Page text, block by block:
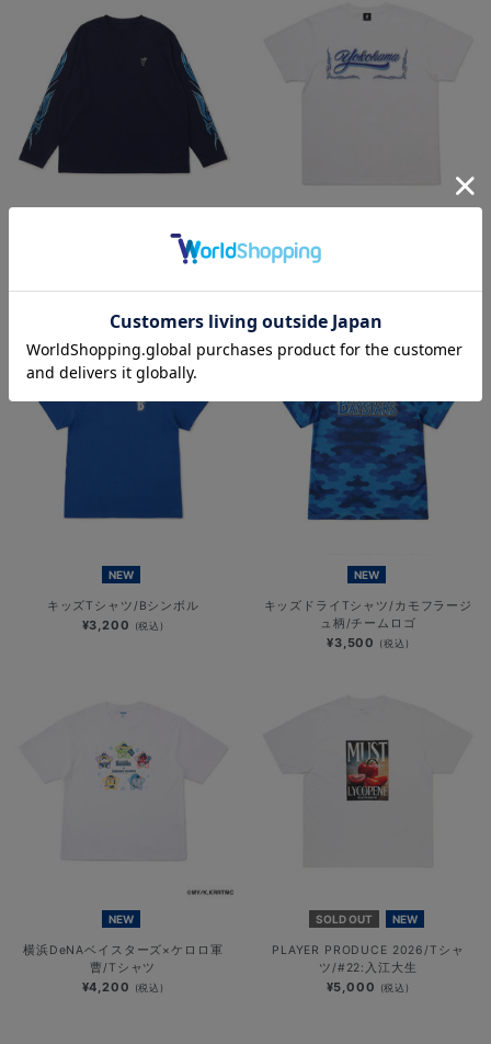
YOKOHAMA STAR☆NIGHT 2026/
横浜DeNAベイスターズ
NEW
キッズTシャツ/Bシンボル
¥3,200 (税込)
NEW
キッズドライTシャツ/カモフラージ
ュ柄/チームロゴ
¥3,500 (税込)
NEW
横浜DeNAベイスターズ×ケロロ軍
曹/Tシャツ
¥4,200 (税込)
SOLD OUT NEW
PLAYER PRODUCE 2026/Tシャ
ツ/#22:入江大生
¥5,000 (税込)